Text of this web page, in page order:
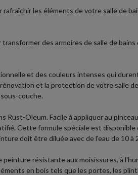
les éléments de votre salle de
des armoires de salle de
et des couleurs intenses qui
et la protection de votre salle
couche.
Oleum. Facile à appliquer au
Cette formule spéciale est
doit être diluée avec de l'eau de 10
résistante aux moisissures, à
en bois tels que les portes, les